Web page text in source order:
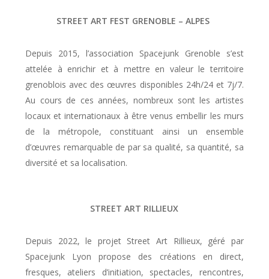
STREET ART FEST GRENOBLE – ALPES
Depuis 2015, l’association Spacejunk Grenoble s’est
attelée à enrichir et à mettre en valeur le territoire
grenoblois avec des œuvres disponibles 24h/24 et 7j/7.
Au cours de ces années, nombreux sont les artistes
locaux et internationaux à être venus embellir les murs
de la métropole, constituant ainsi un ensemble
d’œuvres remarquable de par sa qualité, sa quantité, sa
diversité et sa localisation.
STREET ART RILLIEUX
Depuis 2022, le projet Street Art Rillieux, géré par
Spacejunk Lyon propose des créations en direct,
fresques, ateliers d’initiation, spectacles, rencontres,